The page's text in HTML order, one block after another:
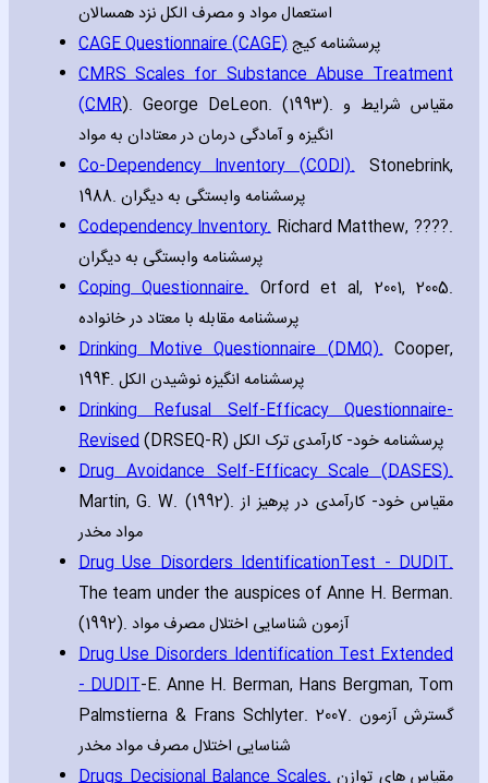
استعمال مواد و مصرف الکل نزد همسالان
CAGE Questionnaire (CAGE)پرسشنامه کیج
CMRS Scales for Substance Abuse Treatment
(CMR). George DeLeon. (1993). مقیاس شرایط و
انگیزه و آمادگی درمان در معتادان به مواد
Co-Dependency Inventory (CODI).Stonebrink‚
1988. پرسشنامه وابستگی به دیگران
Codependency Inventory.Rich‎ard Matthew‚ ????.
پرسشنامه وابستگی به دیگران
Coping Questionnaire.Orford et al‚ 2001‚ 2005.
پرسشنامه مقابله با معتاد در خانواده
Drinking Motive Questionnaire (DMQ).Cooper‚
1994. پرسشنامه انگیزه نوشیدن الکل
Drinking Refusal Self-Efficacy Questionnaire-
Revised
(DRSEQ-R) پرسشنامه خود- کارآمدی ترک الکل
Drug Avoidance Self-Efficacy Scale (DASES).
Martin‚ G. W. (1992). مقیاس خود- کارآمدی در پرهیز از
مواد مخدر
Drug Use Disorders IdentificationTest - DUDIT.
The team under the auspices of Anne H. Berman.
(1992). آزمون شناسایی اختلال مصرف مواد
Drug Use Disorders Identification Test Extended
- DUDIT-E. Anne H. Berman‚ Hans Bergman‚ Tom
Palmstierna & Frans Schlyter. 2007. گسترش آزمون
شناسایی اختلال مصرف مواد مخدر